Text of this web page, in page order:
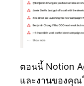
ตอนนี้ Notion
และงานของคุณ